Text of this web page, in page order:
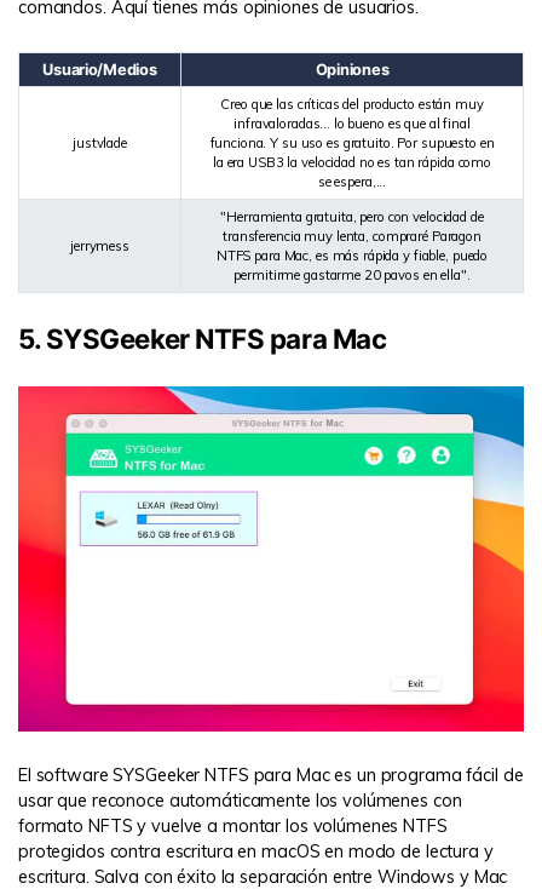
comandos. Aquí tienes más opiniones de usuarios.
Usuario/Medios Opiniones
justvlade
Creo que las críticas del producto están muy
infravaloradas... lo bueno es que al final
funciona. Y su uso es gratuito. Por supuesto en
la era USB3 la velocidad no es tan rápida como
se espera,...
jerrymess
"Herramienta gratuita, pero con velocidad de
transferencia muy lenta, compraré Paragon
NTFS para Mac, es más rápida y fiable, puedo
permitirme gastarme 20 pavos en ella".
5. SYSGeeker NTFS para Mac
El software SYSGeeker NTFS para Mac es un programa fácil de
usar que reconoce automáticamente los volúmenes con
formato NFTS y vuelve a montar los volúmenes NTFS
protegidos contra escritura en macOS en modo de lectura y
escritura. Salva con éxito la separación entre Windows y Mac